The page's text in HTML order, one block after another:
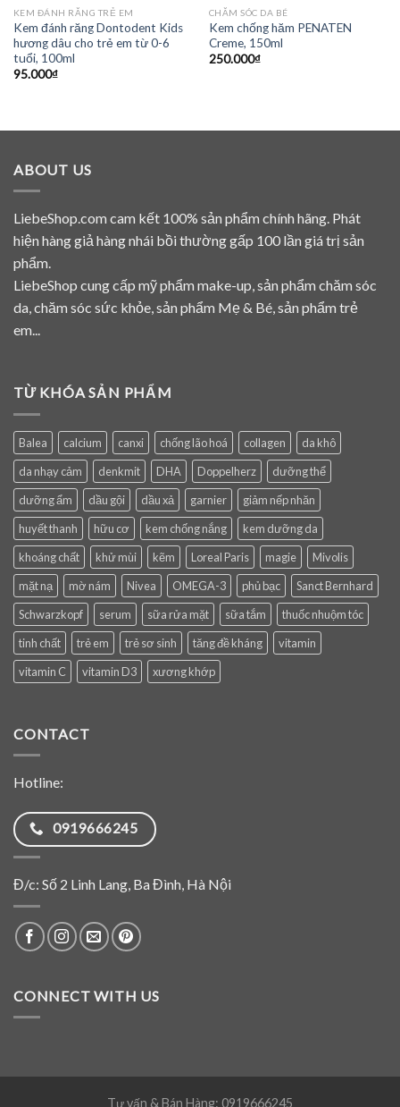
KEM ĐÁNH RĂNG TRẺ EM
Kem đánh răng Dontodent Kids
hương dâu cho trẻ em từ 0-6
tuổi, 100ml
95.000₫
CHĂM SÓC DA BÉ
Kem chống hăm PENATEN
Creme, 150ml
250.000₫
ABOUT US
LiebeShop.com cam kết 100% sản phẩm chính hãng. Phát
hiện hàng giả hàng nhái bồi thường gấp 100 lần giá trị sản
phẩm.
LiebeShop cung cấp mỹ phẩm make-up, sản phẩm chăm sóc
da, chăm sóc sức khỏe, sản phẩm Mẹ & Bé, sản phẩm trẻ
em...
TỪ KHÓA SẢN PHẨM
Balea calcium canxi chống lão hoá collagen
da khô
da nhạy cảm
denkmit DHA Doppelherz
dưỡng thể
dưỡng ẩm
dầu gội dầu xả garnier
giảm nếp nhăn
huyết thanh
hữu cơ kem chống nắng
kem dưỡng da
khoáng chất
khử mùi kẽm Loreal Paris magie
Mivolis
mặt nạ
mờ nám Nivea OMEGA-3 phủ bạc
Sanct Bernhard
Schwarzkopf
serum sữa rửa mặt sữa tắm
thuốc nhuộm tóc
tinh chất
trẻ em trẻ sơ sinh tăng đề kháng
vitamin
vitamin C
vitamin D3 xương khớp
CONTACT
Hotline:
0919666245
Đ/c: Số 2 Linh Lang, Ba Đình, Hà Nội
CONNECT WITH US
Tư vấn & Bán Hàng: 0919666245